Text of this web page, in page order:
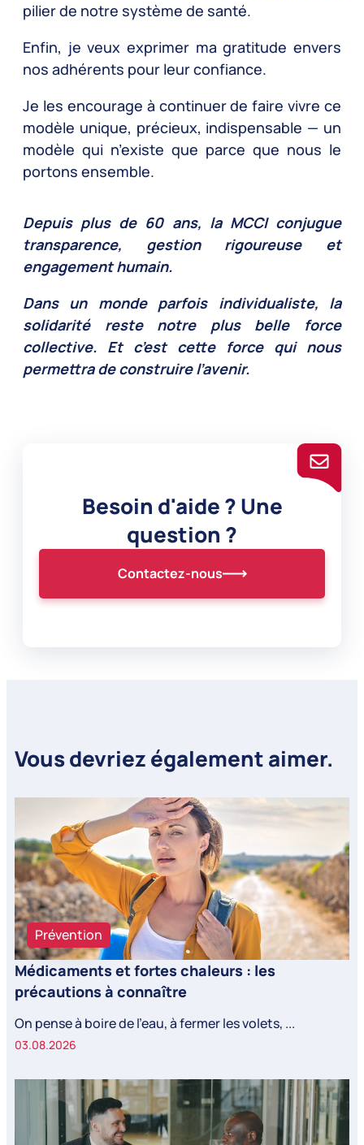
pilier de notre système de santé.
Enfin, je veux exprimer ma gratitude envers
nos adhérents pour leur confiance.
Je les encourage à continuer de faire vivre ce
modèle unique, précieux, indispensable — un
modèle qui n’existe que parce que nous le
portons ensemble.
Depuis plus de 60 ans, la MCCI conjugue
transparence, gestion rigoureuse et
engagement humain.
Dans un monde parfois individualiste, la
solidarité reste notre plus belle force
collective. Et c’est cette force qui nous
permettra de construire l’avenir.
Besoin d'aide ? Une
question ?
Contactez-nous
Vous devriez également aimer.
Prévention
Médicaments et fortes chaleurs : les
précautions à connaître
On pense à boire de l’eau, à fermer les volets, ...
03.08.2026